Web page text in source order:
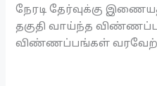
நேரடி தேர்வுக்கு
தகுதி வாய்ந்த
விண்ணப்பங்கள்